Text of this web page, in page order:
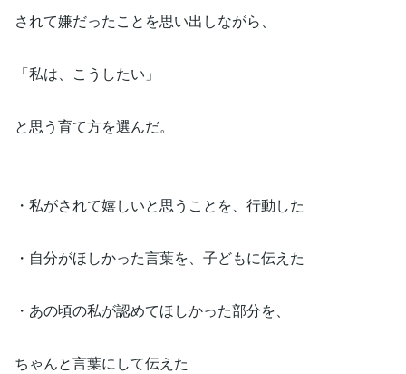
されて嫌だったことを思い出しながら、
「私は、こうしたい」
と思う育て方を選んだ。
・私がされて嬉しいと思うことを、行動した
・自分がほしかった言葉を、子どもに伝えた
・あの頃の私が認めてほしかった部分を、
ちゃんと言葉にして伝えた